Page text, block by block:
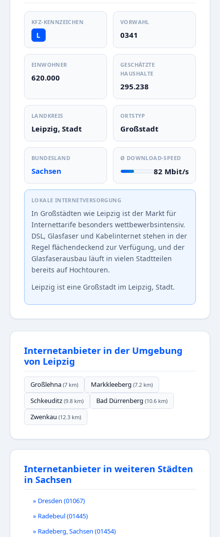
KFZ-KENNZEICHEN
L
VORWAHL
0341
EINWOHNER
620.000
GESCHÄTZTE
HAUSHALTE
295.238
LANDKREIS
Leipzig, Stadt
ORTSTYP
Großstadt
BUNDESLAND
Sachsen
Ø DOWNLOAD-SPEED
82 Mbit/s
LOKALE INTERNETVERSORGUNG
In Großstädten wie Leipzig ist der Markt für
Internettarife besonders wettbewerbsintensiv.
DSL, Glasfaser und Kabelinternet stehen in der
Regel flächendeckend zur Verfügung, und der
Glasfaserausbau läuft in vielen Stadtteilen
bereits auf Hochtouren.
Leipzig ist eine Großstadt im Leipzig, Stadt.
Internetanbieter in der Umgebung
von Leipzig
Großlehna (7 km) Markkleeberg (7.2 km)
Schkeuditz (9.8 km) Bad Dürrenberg (10.6 km)
Zwenkau (12.3 km)
Internetanbieter in weiteren Städten
in Sachsen
» Dresden (01067)
» Radebeul (01445)
» Radeberg, Sachsen (01454)